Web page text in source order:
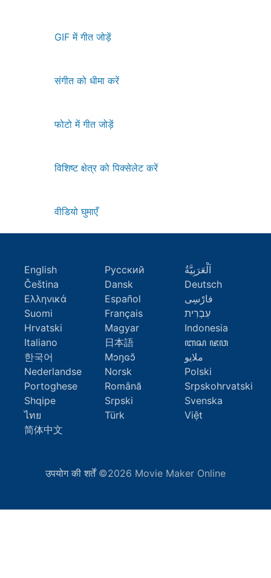
GIF में गीत जोड़ें
संगीत को धीमा करें
फोटो में गीत जोड़ें
विशिष्ट क्षेत्र को पिक्सेलेट करें
वीडियो घुमाएँ
English Русский
اَلْعَرَبِيَّةُ
Čeština
Dansk
Deutsch
Ελληνικά
Español
فارْسِى
Suomi
Français
עִבְרִית
Hrvatski
Magyar
Indonesia
Italiano
日本語
ꦧꦱ ꦗꦮ
한국어
Mɔŋɢɔ̆
ملايو
Nederlandse
Norsk
Polski
Portoghese
Română
Srpskohrvatski
Shqipe
Srpski
Svenska
ไทย
Türk
Việt
简体中文
उपयोग की शर्तें©2026 Movie Maker Online